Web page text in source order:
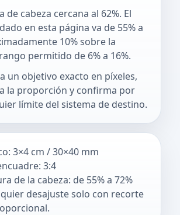
de cabeza cercana al 62%. El
en esta página va de 55% a
10% sobre la
permitido de 6% a 16%.
un objetivo exacto en píxeles,
la proporción y confirma por
límite del sistema de destino.
3×4 cm / 30×40 mm
3:4
de la cabeza: de 55% a 72%
desajuste solo con recorte